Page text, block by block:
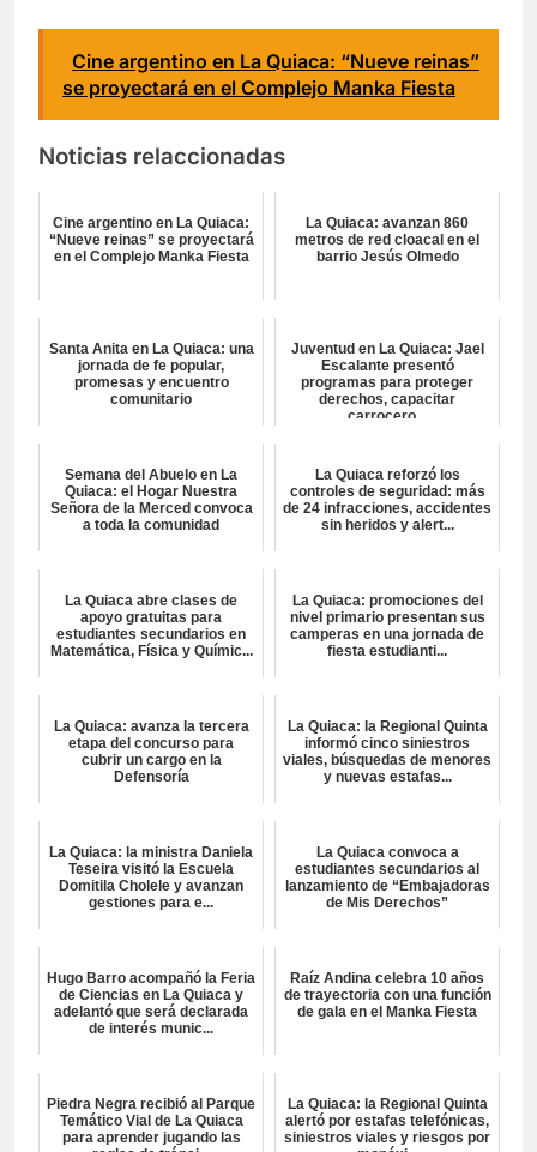
Cine argentino en La Quiaca: “Nueve reinas”
se proyectará en el Complejo Manka Fiesta
Noticias relaccionadas
Cine argentino en La Quiaca:
“Nueve reinas” se proyectará
en el Complejo Manka Fiesta
La Quiaca: avanzan 860
metros de red cloacal en el
barrio Jesús Olmedo
Santa Anita en La Quiaca: una
jornada de fe popular,
promesas y encuentro
comunitario
Juventud en La Quiaca: Jael
Escalante presentó
programas para proteger
derechos, capacitar
carrocero...
Semana del Abuelo en La
Quiaca: el Hogar Nuestra
Señora de la Merced convoca
a toda la comunidad
La Quiaca reforzó los
controles de seguridad: más
de 24 infracciones, accidentes
sin heridos y alert...
La Quiaca abre clases de
apoyo gratuitas para
estudiantes secundarios en
Matemática, Física y Químic...
La Quiaca: promociones del
nivel primario presentan sus
camperas en una jornada de
fiesta estudianti...
La Quiaca: avanza la tercera
etapa del concurso para
cubrir un cargo en la
Defensoría
La Quiaca: la Regional Quinta
informó cinco siniestros
viales, búsquedas de menores
y nuevas estafas...
La Quiaca: la ministra Daniela
Teseira visitó la Escuela
Domitila Cholele y avanzan
gestiones para e...
La Quiaca convoca a
estudiantes secundarios al
lanzamiento de “Embajadoras
de Mis Derechos”
Hugo Barro acompañó la Feria
de Ciencias en La Quiaca y
adelantó que será declarada
de interés munic...
Raíz Andina celebra 10 años
de trayectoria con una función
de gala en el Manka Fiesta
Piedra Negra recibió al Parque
Temático Vial de La Quiaca
para aprender jugando las
La Quiaca: la Regional Quinta
alertó por estafas telefónicas,
siniestros viales y riesgos por